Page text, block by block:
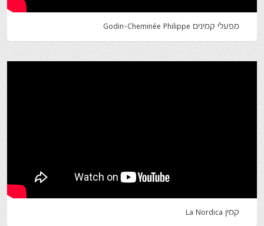
מפעלי קמינים Godin-Cheminée Philippe
קמין La Nordica